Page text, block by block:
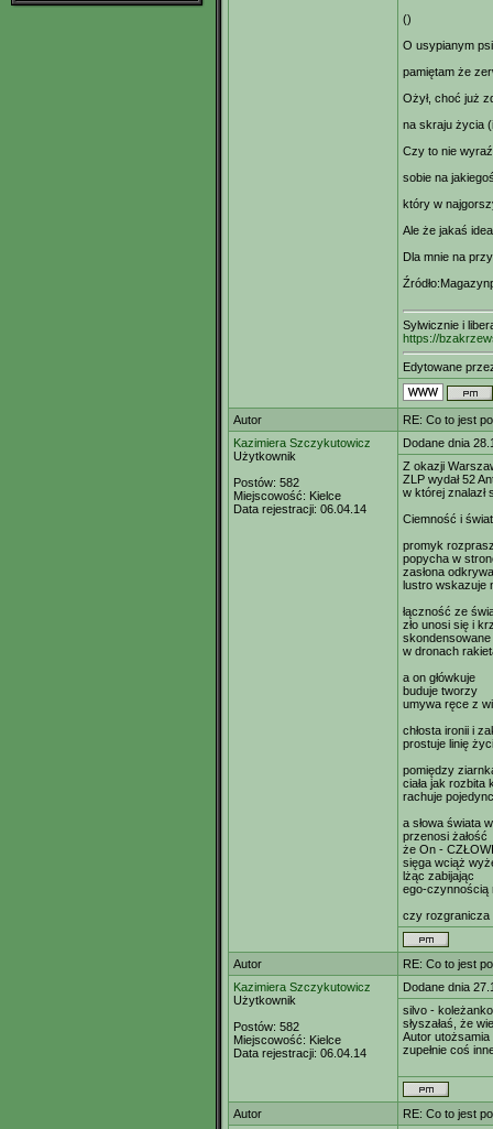
()
O usypianym
pamiętam że
Ożył, choć już
na skraju życia
Czy to nie
sobie na
który w
Ale że jakaś
Dla mnie na
Sylwicznie i
https://
Edytowane
Autor
RE: Co to jest
Kazimiera Szczykutowicz
Użytkownik
Postów: 582
Miejscowość: Kielce
Data rejestracji: 06.04.14
Dodane dnia
Z okazji
ZLP wydał 52
w której znalazł
Ciemność i
promyk
popycha w
zasłona
lustro wskazuje
łączność ze
zło unosi się i
w dronach
a on główkuje
buduje tworzy
umywa ręce z
chłosta ironii i
prostuje linię
pomiędzy
ciała jak rozbita
rachuje
a słowa świata
przenosi żałość
że On -
sięga wciąż
lżąc zabijając
ego-czynnością
czy rozgranicza
Autor
RE: Co to jest
Kazimiera Szczykutowicz
Użytkownik
Postów: 582
Miejscowość: Kielce
Data rejestracji: 06.04.14
Dodane dnia
silvo -
słyszałaś, że
Autor
zupełnie coś
Autor
RE: Co to jest